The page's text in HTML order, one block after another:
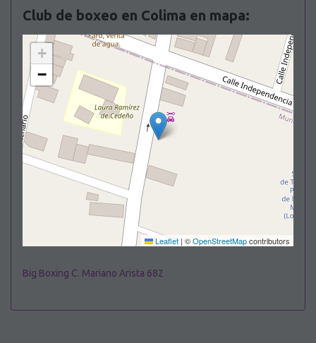
Club de boxeo en Colima en mapa:
+
−
Leaflet | ©OpenStreetMapcontributors
Big Boxing C. Mariano Arista 682